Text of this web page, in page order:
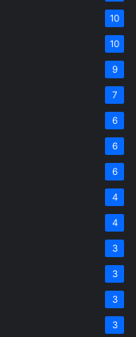
10
10
9
7
6
6
6
4
4
3
3
3
3